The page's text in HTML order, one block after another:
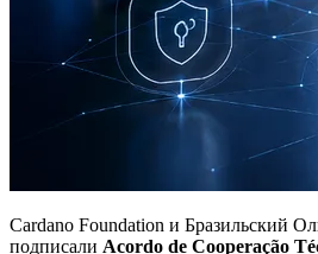
Cardano Foundation и Бразильский
подписали Acordo de Cooperação